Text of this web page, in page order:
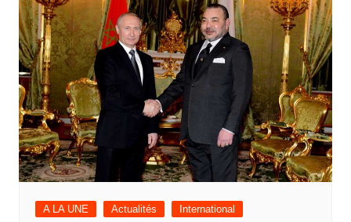
A LA UNE Actualités International